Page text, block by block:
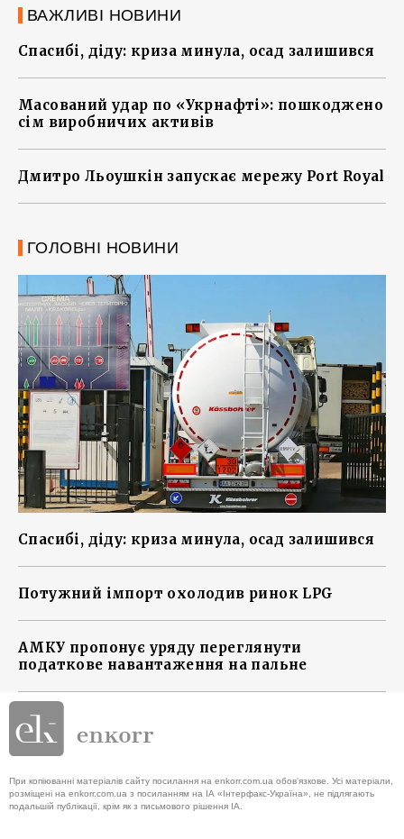
ВАЖЛИВІ НОВИНИ
Спасибі, діду: криза минула, осад залишився
Масований удар по «Укрнафті»: пошкоджено
сім виробничих активів
Дмитро Льоушкін запускає мережу Port Royal
ГОЛОВНІ НОВИНИ
Спасибі, діду: криза минула, осад залишився
Потужний імпорт охолодив ринок LPG
АМКУ пропонує уряду переглянути
податкове навантаження на пальне
При копіюванні матеріалів сайту посилання на enkorr.com.ua обов'язкове. Усі матеріали,
розміщені на enkorr.com.ua з посиланням на ІА «Інтерфакс-Україна», не підлягають
подальшій публікації, крім як з письмового рішення ІА.